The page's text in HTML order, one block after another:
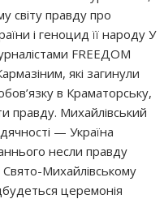
світу правду про
і геноцид її народу У
FREEДОМ
які загинули
в Краматорську,
правду. Михайлівський
— Україна
несли правду
Свято-Михайлівському
церемонія